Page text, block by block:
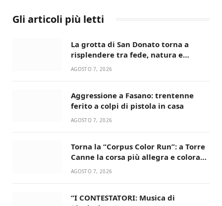
Gli articoli più letti
La grotta di San Donato torna a
risplendere tra fede, natura e
devozione
AGOSTO 7, 2026
Aggressione a Fasano: trentenne
ferito a colpi di pistola in casa
AGOSTO 7, 2026
Torna la “Corpus Color Run”: a Torre
Canne la corsa più allegra e colorata
dell’estate!
AGOSTO 7, 2026
“I CONTESTATORI: Musica di